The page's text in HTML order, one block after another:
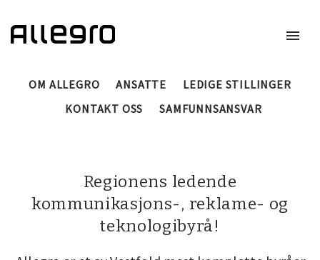
menu
OM ALLEGRO ANSATTE
LEDIGE STILLINGER
KONTAKT OSS
SAMFUNNSANSVAR
Regionens ledende
kommunikasjons-, reklame- og
teknologibyrå!